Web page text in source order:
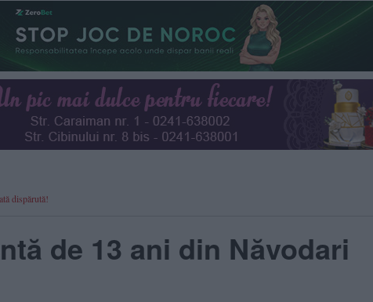
dispărută!
de 13 ani din Năvodari